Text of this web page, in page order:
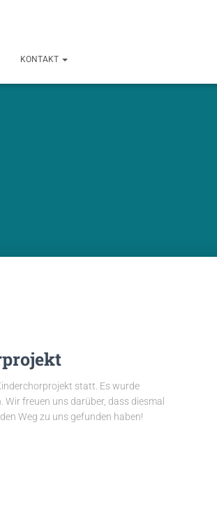
KONTAKT
statt. Es wurde
freuen uns darüber, dass diesmal
Weg zu uns gefunden haben!